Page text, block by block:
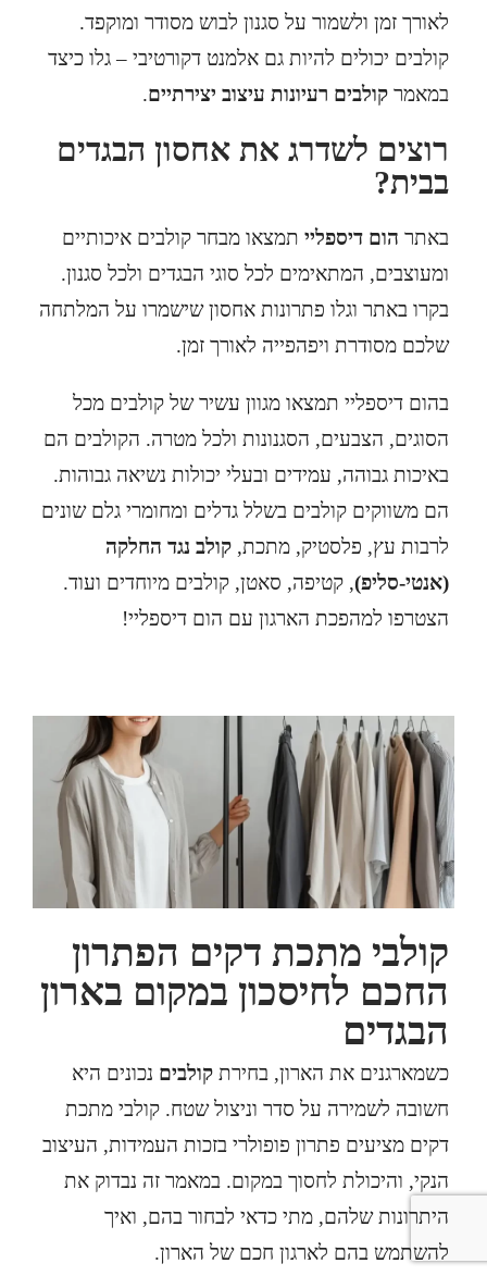
לאורך זמן ולשמור על סגנון לבוש מסודר ומוקפד.
קולבים יכולים להיות גם אלמנט דקורטיבי – גלו כיצד
במאמר קולבים רעיונות עיצוב יצירתיים.
רוצים לשדרג את אחסון הבגדים
בבית?
באתר הום דיספליי תמצאו מבחר קולבים איכותיים
ומעוצבים, המתאימים לכל סוגי הבגדים ולכל סגנון.
בקרו באתר וגלו פתרונות אחסון שישמרו על המלתחה
שלכם מסודרת ויפהפייה לאורך זמן.
בהום דיספליי תמצאו מגוון עשיר של קולבים מכל
הסוגים, הצבעים, הסגנונות ולכל מטרה. הקולבים הם
באיכות גבוהה, עמידים ובעלי יכולות נשיאה גבוהות.
הם משווקים קולבים בשלל גדלים ומחומרי גלם שונים
לרבות עץ, פלסטיק, מתכת, קולב נגד החלקה
(אנטי-סליפ), קטיפה, סאטן, קולבים מיוחדים ועוד.
הצטרפו למהפכת הארגון עם הום דיספליי!
קולבי מתכת דקים הפתרון
החכם לחיסכון במקום בארון
הבגדים
כשמארגנים את הארון, בחירת קולבים נכונים היא
חשובה לשמירה על סדר וניצול שטח. קולבי מתכת
דקים מציעים פתרון פופולרי בזכות העמידות, העיצוב
הנקי, והיכולת לחסוך במקום. במאמר זה נבדוק את
היתרונות שלהם, מתי כדאי לבחור בהם, ואיך
להשתמש בהם לארגון חכם של הארון.